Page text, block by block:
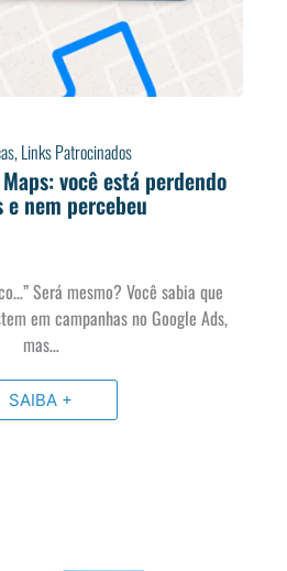
,Links Patrocinados
você está perdendo
nem percebeu
Será mesmo? Você sabia que
em campanhas no Google Ads,
mas…
SAIBA +